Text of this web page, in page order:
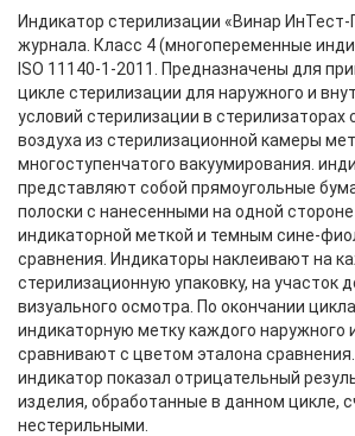
Индикатор стерилизации «Винар
журнала. Класс 4 (многопеременные
ISO 11140-1-2011. Предназначены для
цикле стерилизации для наружного и
условий стерилизации в стерилизаторах
воздуха из стерилизационной камеры
многоступенчатого вакуумирования.
представляют собой прямоугольные
полоски с нанесенными на одной
индикаторной меткой и темным сине-
сравнения. Индикаторы наклеивают на
стерилизационную упаковку, на участок
визуального осмотра. По окончании
индикаторную метку каждого наружного
сравнивают с цветом эталона
индикатор показал отрицательный
изделия, обработанные в данном цикле,
нестерильными.